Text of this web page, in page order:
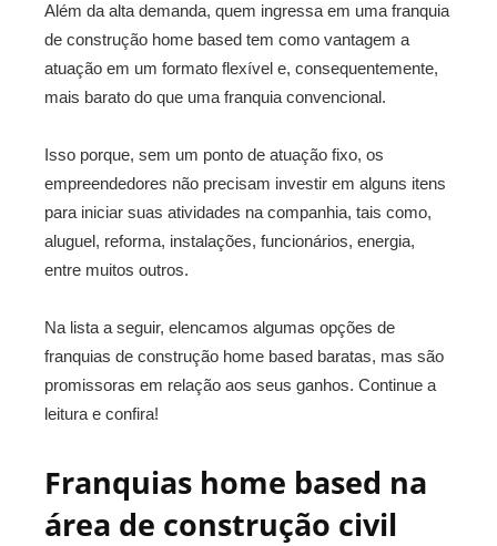
Além da alta demanda, quem ingressa em uma franquia
de construção home based tem como vantagem a
atuação em um formato flexível e, consequentemente,
mais barato do que uma franquia convencional.
Isso porque, sem um ponto de atuação fixo, os
empreendedores não precisam investir em alguns itens
para iniciar suas atividades na companhia, tais como,
aluguel, reforma, instalações, funcionários, energia,
entre muitos outros.
Na lista a seguir, elencamos algumas opções de
franquias de construção home based baratas, mas são
promissoras em relação aos seus ganhos. Continue a
leitura e confira!
Franquias home based na
área de construção civil